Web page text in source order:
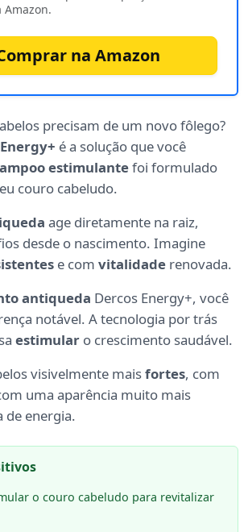
na Amazon
precisam de um novo fôlego?
é a solução que você
estimulantefoi formulado
couro cabeludo.
age diretamente na raiz,
desde o nascimento. Imagine
e com vitalidade renovada.
antiqueda Dercos Energy+, você
notável. A tecnologia por trás
estimular o crescimento saudável.
visivelmente maisfortes, com
uma aparência muito mais
de energia.
o couro cabeludo para revitalizar